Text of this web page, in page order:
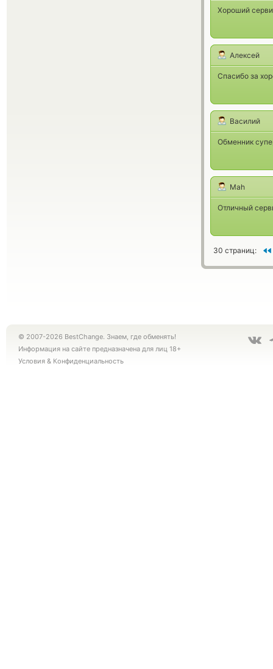
Хороший
Алексей
Спасибо за
Василий
Обменник
Mah
Отличный
30 страниц:
© 2007-2026 BestChange. Знаем, где обменять!
Информация на сайте предназначена для лиц 18+
Условия & Конфиденциальность